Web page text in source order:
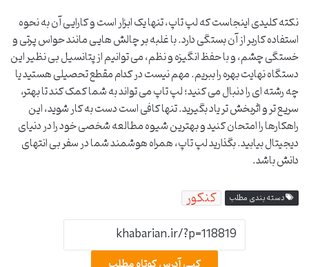
نکته کلیدی اینجاست که لپ تاپ، تنها یک ابزار است و کارایی آن به نحوه
استفاده کاربر از آن بستگی دارد. با غلبه بر چالش هایی مانند حواس پرتی و
خستگی چشم، و با حفظ انگیزه و نظم، می توانیم از پتانسیل بی نظیر این
دستگاه نهایت بهره را ببریم. مهم نیست در کدام مقطع تحصیلی هستید یا
چه رشته ای را دنبال می کنید؛ لپ تاپ می تواند به شما کمک کند تا بهتر،
سریع تر و اثربخش تر یاد بگیرید. تنها کافی است دست به کار شوید، این
راهکارها را امتحان کنید و بهترین شیوه مطالعه شخصی خود را در دنیای
دیجیتال بیابید. بگذارید لپ تاپ، همراه هوشمند شما در سفر بی انتهای
دانش باشد.
دسته بندی مطلب کنکور